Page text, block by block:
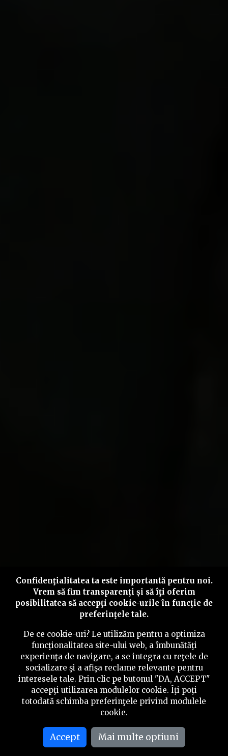
Confidenţialitatea ta este importantă pentru noi.
Vrem să fim transparenţi și să îţi oferim
posibilitatea să accepţi cookie-urile în funcţie de
preferinţele tale.
De ce cookie-uri? Le utilizăm pentru a optimiza
funcţionalitatea site-ului web, a îmbunătăţi
experienţa de navigare, a se integra cu reţele de
socializare şi a afişa reclame relevante pentru
interesele tale. Prin clic pe butonul "DA, ACCEPT"
accepţi utilizarea modulelor cookie. Îţi poţi
totodată schimba preferinţele privind modulele
cookie.
Accept Mai multe optiuni